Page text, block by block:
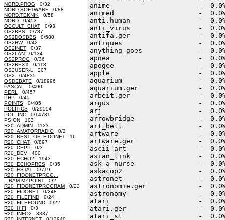
NORD.PROG 0/32
NORD.SOFTWARE 0/88
NORD.TEKNIK 0/58
NORD 0/453
OCCULT_CHAT 0/93
OS2BBS 0/787
OS2DOSBBS 0/580
OS2HW0/42
OS2INET 0/37
OS2LAN 0/134
OS2PROG 0/36
OS2REXX 0/113
OS2USER-L 207
OS2 0/4835
OSDEBATE 0/18996
PASCAL
0/490
PERL
0/457
PHP 0/45
POINTS 0/405
POLITICS 0/29554
POL_INC 0/14731
PSION 103
R20_ADMIN 1133
R20_AMATORRADIO 0/2
R20_BEST_OF_FIDONET 16
R20_CHAT 0/897
R20_DEPP 0/3
R20_DEV 400
R20_ECHO2 1943
R20_ECHOPRES 0/35
R20_ESTAT 0/719
R20_FIDONETPROG...
...RAM.MYPOINT 0/2
R20_FIDONETPROGRAM 0/22
R20_FIDONET 0/248
R20_FILEFIND 0/24
R20_FILEFOUND 0/22
R20_HIFI 0/3
R20_INFO2 3837